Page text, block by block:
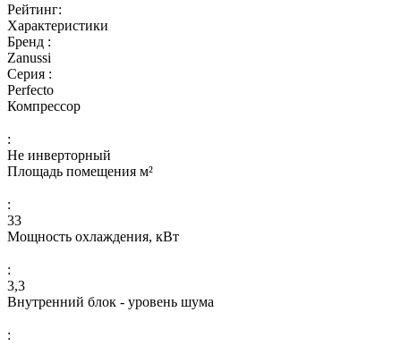
Рейтинг:
Характеристики
Бренд :
Zanussi
Серия :
Perfecto
Компрессор
:
Не инверторный
Площадь помещения м²
:
33
Мощность охлаждения, кВт
:
3,3
Внутренний блок - уровень шума
: